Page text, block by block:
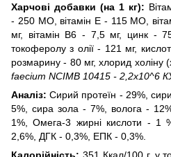
Харчові добавки (на 1 кг):
- 250 МО, вітамін Е - 115 МО,
мг, вітамін B6 - 7,5 мг, цинк -
токоферолу з олії - 121 мг,
розмарину - 80 мг, хлорид холіну
faecium NCIMB 10415 - 2,2х10^6
Аналіз: Сирий протеїн - 29%,
5%, сира зола - 7%, волога -
1%, Омега-3 жирні кислоти - 1
2,6%, ДГК - 0,3%, ЕПК - 0,3%.